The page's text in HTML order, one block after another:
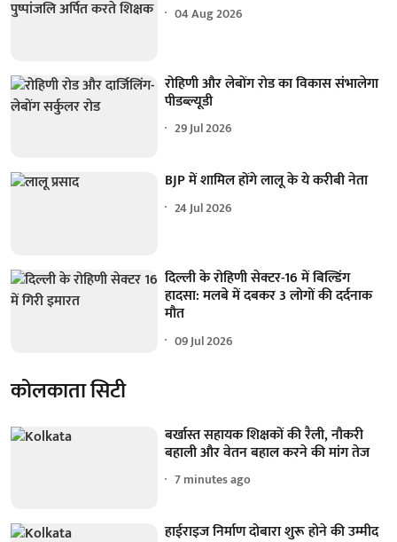
04 Aug 2026
रोहिणी और लेबोंग रोड का विकास संभालेगा
पीडब्ल्यूडी
29 Jul 2026
BJP में शामिल होंगे लालू के ये करीबी नेता
24 Jul 2026
दिल्ली के रोहिणी सेक्टर-16 में बिल्डिंग
हादसा: मलबे में दबकर 3 लोगों की दर्दनाक
मौत
09 Jul 2026
कोलकाता सिटी
बर्खास्त सहायक शिक्षकों की रैली, नौकरी
बहाली और वेतन बहाल करने की मांग तेज
7 minutes ago
हाईराइज निर्माण दोबारा शुरू होने की उम्मीद